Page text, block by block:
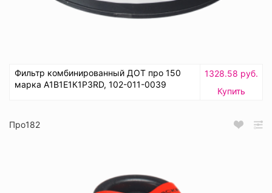
Фильтр комбинированный ДОТ про 150
марка А1В1Е1К1Р3RD, 102-011-0039
1328.58 руб.
Купить
Про182